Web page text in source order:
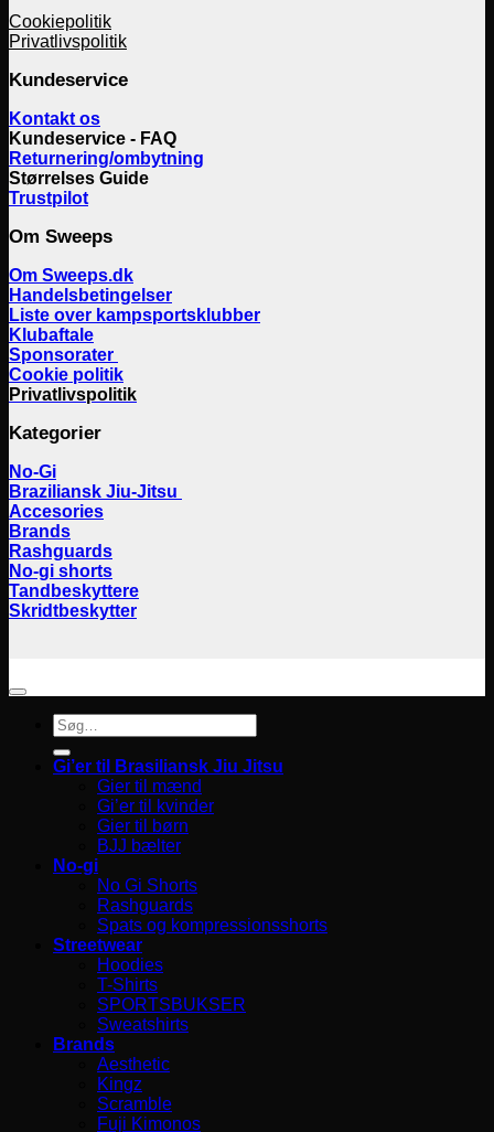
Cookiepolitik
Privatlivspolitik
Kundeservice
Kontakt os
Kundeservice - FAQ
Returnering/ombytning
Størrelses Guide
Trustpilot
Om Sweeps
Om Sweeps.dk
Handelsbetingelser
Liste over kampsportsklubber
Klubaftale
Sponsorater
Cookie politik
Privatlivspolitik
Kategorier
No-Gi
Braziliansk Jiu-Jitsu
Accesories
Brands
Rashguards
No-gi shorts
Tandbeskyttere
Skridtbeskytter
Søg
efter:
Gi’er til Brasiliansk Jiu Jitsu
Gier til mænd
Gi’er til kvinder
Gier til børn
BJJ bælter
No-gi
No Gi Shorts
Rashguards
Spats og kompressionsshorts
Streetwear
Hoodies
T-Shirts
SPORTSBUKSER
Sweatshirts
Brands
Aesthetic
Kingz
Scramble
Fuji Kimonos